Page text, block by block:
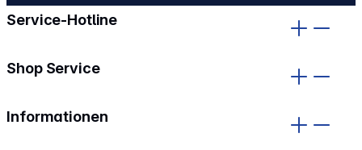
Service-Hotline
Shop Service
Informationen